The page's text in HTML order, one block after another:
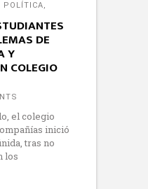
POLÍTICA,
DE
Y
COLEGIO
el colegio
inició
tras no
los